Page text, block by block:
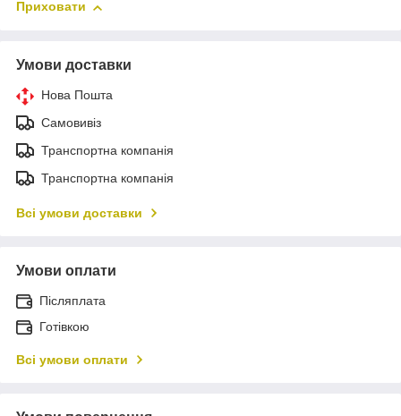
Приховати
Умови доставки
Нова Пошта
Самовивіз
Транспортна компанія
Транспортна компанія
Всі умови доставки
Умови оплати
Післяплата
Готівкою
Всі умови оплати